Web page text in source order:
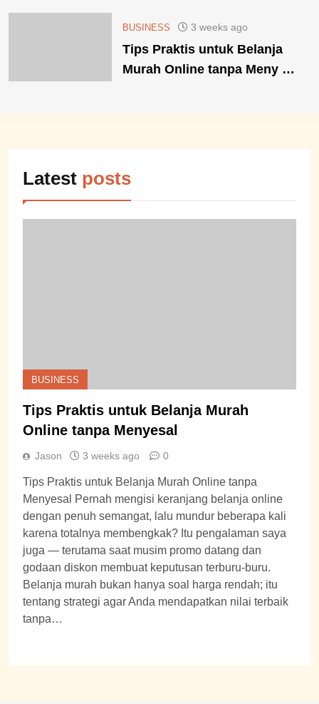
BUSINESS 3 weeks ago
Tips Praktis untuk Belanja
Murah Online tanpa Meny …
Latest posts
BUSINESS
Tips Praktis untuk Belanja Murah
Online tanpa Menyesal
Jason 3 weeks ago 0
Tips Praktis untuk Belanja Murah Online tanpa
Menyesal Pernah mengisi keranjang belanja online
dengan penuh semangat, lalu mundur beberapa kali
karena totalnya membengkak? Itu pengalaman saya
juga — terutama saat musim promo datang dan
godaan diskon membuat keputusan terburu-buru.
Belanja murah bukan hanya soal harga rendah; itu
tentang strategi agar Anda mendapatkan nilai terbaik
tanpa…